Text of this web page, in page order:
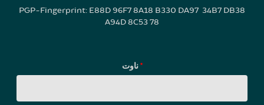
PGP-Fingerprint: E88D 96F7 8A18 B330 DA97 34B7 DB38
A94D 8C53 78
ناوت*